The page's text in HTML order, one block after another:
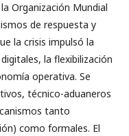
Organización Mundial
de respuesta y
la crisis impulsó la
la flexibilización
operativa. Se
técnico-aduaneros
tanto
como formales. El